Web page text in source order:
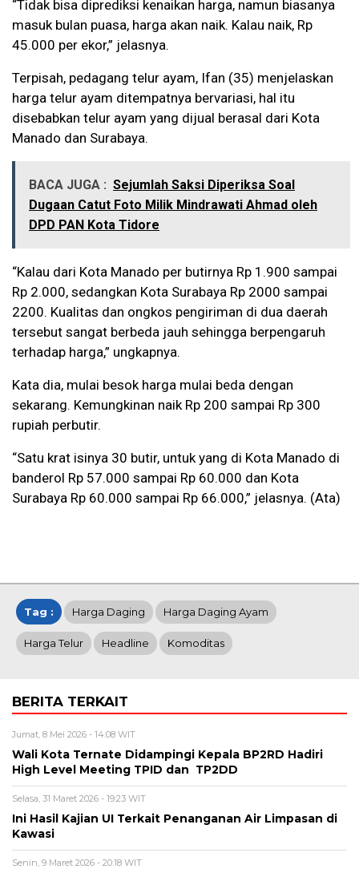
“Tidak bisa diprediksi kenaikan harga, namun biasanya
masuk bulan puasa, harga akan naik. Kalau naik, Rp
45.000 per ekor,” jelasnya.
Terpisah, pedagang telur ayam, Ifan (35) menjelaskan
harga telur ayam ditempatnya bervariasi, hal itu
disebabkan telur ayam yang dijual berasal dari Kota
Manado dan Surabaya.
BACA JUGA : Sejumlah Saksi Diperiksa Soal
Dugaan Catut Foto Milik Mindrawati Ahmad oleh
DPD PAN Kota Tidore
“Kalau dari Kota Manado per butirnya Rp 1.900 sampai
Rp 2.000, sedangkan Kota Surabaya Rp 2000 sampai
2200. Kualitas dan ongkos pengiriman di dua daerah
tersebut sangat berbeda jauh sehingga berpengaruh
terhadap harga,” ungkapnya.
Kata dia, mulai besok harga mulai beda dengan
sekarang. Kemungkinan naik Rp 200 sampai Rp 300
rupiah perbutir.
“Satu krat isinya 30 butir, untuk yang di Kota Manado di
banderol Rp 57.000 sampai Rp 60.000 dan Kota
Surabaya Rp 60.000 sampai Rp 66.000,” jelasnya. (Ata)
Tag : Harga Daging Harga Daging Ayam
Harga Telur Headline Komoditas
BERITA TERKAIT
Jumat, 8 Mei 2026 - 14:08 WIT
Wali Kota Ternate Didampingi Kepala BP2RD Hadiri
High Level Meeting TPID dan TP2DD
Selasa, 31 Maret 2026 - 19:23 WIT
Ini Hasil Kajian UI Terkait Penanganan Air Limpasan di
Kawasi
Senin, 9 Maret 2026 - 20:18 WIT